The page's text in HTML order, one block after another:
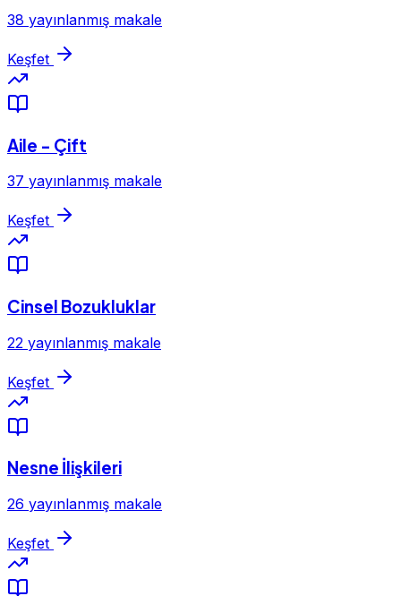
38 yayınlanmış makale
Keşfet
Aile - Çift
37 yayınlanmış makale
Keşfet
Cinsel Bozukluklar
22 yayınlanmış makale
Keşfet
Nesne İlişkileri
26 yayınlanmış makale
Keşfet